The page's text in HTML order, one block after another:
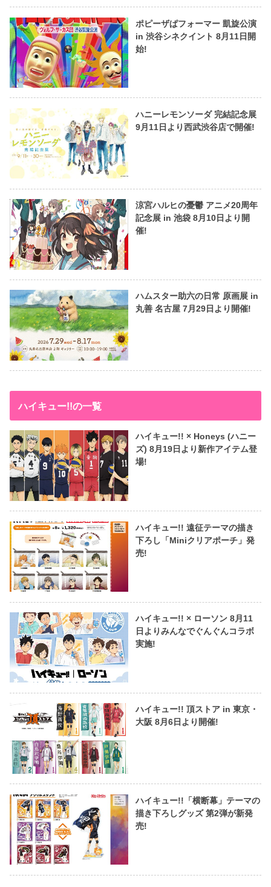
ポピーザぱフォーマー 凱旋公演
in 渋谷シネクイント 8月11日開
始!
ハニーレモンソーダ 完結記念展
9月11日より西武渋谷店で開催!
涼宮ハルヒの憂鬱 アニメ20周年
記念展 in 池袋 8月10日より開
催!
ハムスター助六の日常 原画展 in
丸善 名古屋 7月29日より開催!
ハイキュー!!の一覧
ハイキュー!! × Honeys (ハニー
ズ) 8月19日より新作アイテム登
場!
ハイキュー!! 遠征テーマの描き
下ろし「Miniクリアポーチ」発
売!
ハイキュー!! × ローソン 8月11
日よりみんなでぐんぐんコラボ
実施!
ハイキュー!! 頂ストア in 東京・
大阪 8月6日より開催!
ハイキュー!!「横断幕」テーマの
描き下ろしグッズ 第2弾が新発
売!